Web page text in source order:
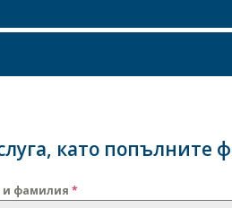
като попълните
фамилия *